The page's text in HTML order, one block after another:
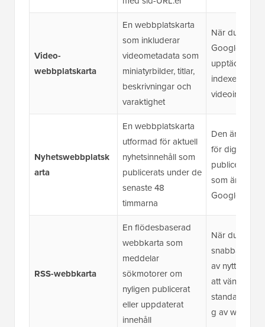
Video-
webbplatskarta
En webbplatskarta
som inkluderar
videometadata som
miniatyrbilder, titlar,
beskrivningar och
varaktighet
När du vill att
Google ska
upptäcka och
indexera ditt
videoinnehåll
Nyhetswebbplatsk
arta
En webbplatskarta
utformad för aktuell
nyhetsinnehåll som
publicerats under de
senaste 48
timmarna
Den är bäst
för dig om du
publicerar
som är
Google
RSS-webbkarta
En flödesbaserad
webbkarta som
meddelar
sökmotorer om
nyligen publicerat
eller uppdaterat
innehåll
När du vill ha
snabbare
av nytt
att vänta på
g av